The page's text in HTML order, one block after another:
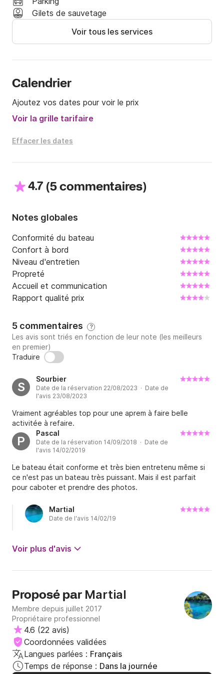
électro-solaire pour une journée ou une demi-journée.
Gilets de sauvetage
Voir tous les services
Calendrier
Ajoutez vos dates pour voir le prix
Voir la grille tarifaire
Effacer les dates
4.7 (5 commentaires)
Notes globales
Conformité du bateau
Confort à bord
Niveau d'entretien
Propreté
Accueil et communication
Rapport qualité prix
5 commentaires ?
Les avis sont triés en fonction de leur note (les meilleurs
en premier)
Traduire
S
Sourbier
Date de la réservation 22/08/2023 · Date de
l'avis 23/08/2023
Vraiment agréables top pour une aprem à faire belle
activitée à refaire.
P
Pascal
Date de la réservation 14/09/2018 · Date de
l'avis 14/02/2019
Le bateau était conforme et très bien entretenu même si
ce n'est pas un bateau très puissant. Mais il est parfait
pour caboter et prendre des photos.
Martial
Date de l'avis 14/02/19
Voir plus d'avis
Proposé par Martial
Membre depuis juillet 2017
Propriétaire professionnel
4.6 (22 avis)
Coordonnées validées
Langues parlées : Français
Temps de réponse : Dans la journée